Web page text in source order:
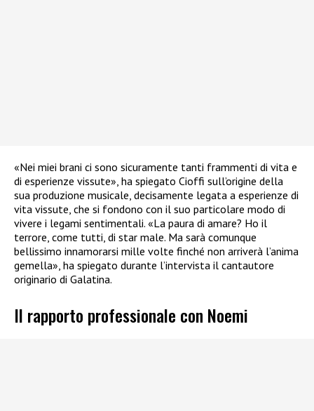
«Nei miei brani ci sono sicuramente tanti frammenti di vita e
di esperienze vissute», ha spiegato Cioffi sull’origine della
sua produzione musicale, decisamente legata a esperienze di
vita vissute, che si fondono con il suo particolare modo di
vivere i legami sentimentali. «La paura di amare? Ho il
terrore, come tutti, di star male. Ma sarà comunque
bellissimo innamorarsi mille volte finché non arriverà l’anima
gemella», ha spiegato durante l’intervista il cantautore
originario di Galatina.
Il rapporto professionale con Noemi